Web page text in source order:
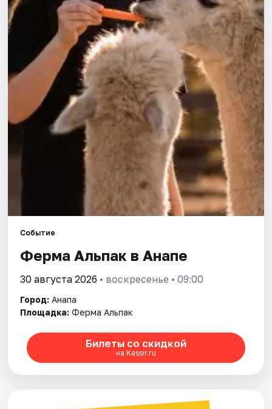
Рейтинги
Событие
Ферма Альпак в Анапе
30 августа 2026 • воскресенье • 09:00
Город: Анапа
Площадка: Ферма Альпак
Билеты со скидкой
на Kassir.ru